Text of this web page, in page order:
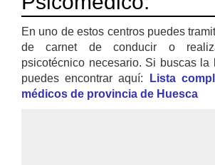
En uno de estos centros puedes
de carnet de conducir o
psicotécnico necesario. Si buscas la
puedes encontrar aquí:
Lista
médicos de provincia de Huesca